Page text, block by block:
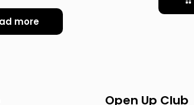
more
Open Up Club